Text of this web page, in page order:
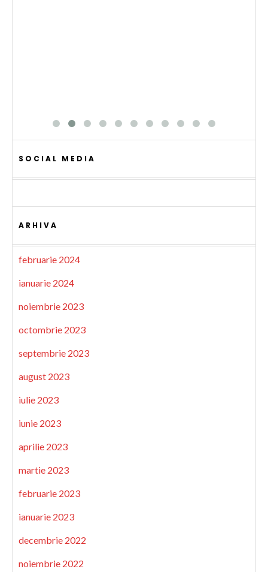
SOCIAL MEDIA
ARHIVA
februarie 2024
ianuarie 2024
noiembrie 2023
octombrie 2023
septembrie 2023
august 2023
iulie 2023
iunie 2023
aprilie 2023
martie 2023
februarie 2023
ianuarie 2023
decembrie 2022
noiembrie 2022